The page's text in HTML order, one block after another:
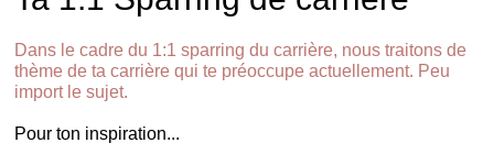
Dans le cadre du 1:1 sparring du carrière, nous traitons de
thème de ta carrière qui te préoccupe actuellement. Peu
import le sujet.
Pour ton inspiration...